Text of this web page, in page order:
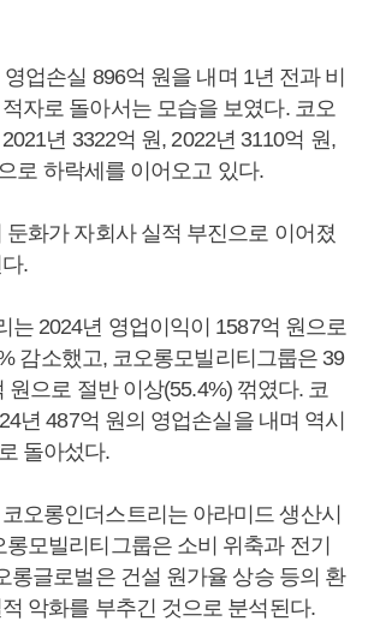
업손실 896억 원을 내며 1년 전과 비
자로 돌아서는 모습을 보였다. 코오
년 3322억 원, 2022년 3110억 원,
로 하락세를 이어오고 있다.
둔화가 자회사 실적 부진으로 이어졌
.
는 2024년 영업이익이 1587억 원으로
감소했고, 코오롱모빌리티그룹은 39
원으로 절반 이상(55.4%) 꺾였다. 코
년 487억 원의 영업손실을 내며 역시
돌아섰다.
오롱인더스트리는 아라미드 생산시
모빌리티그룹은 소비 위축과 전기
롱글로벌은 건설 원가율 상승 등의 환
악화를 부추긴 것으로 분석된다.